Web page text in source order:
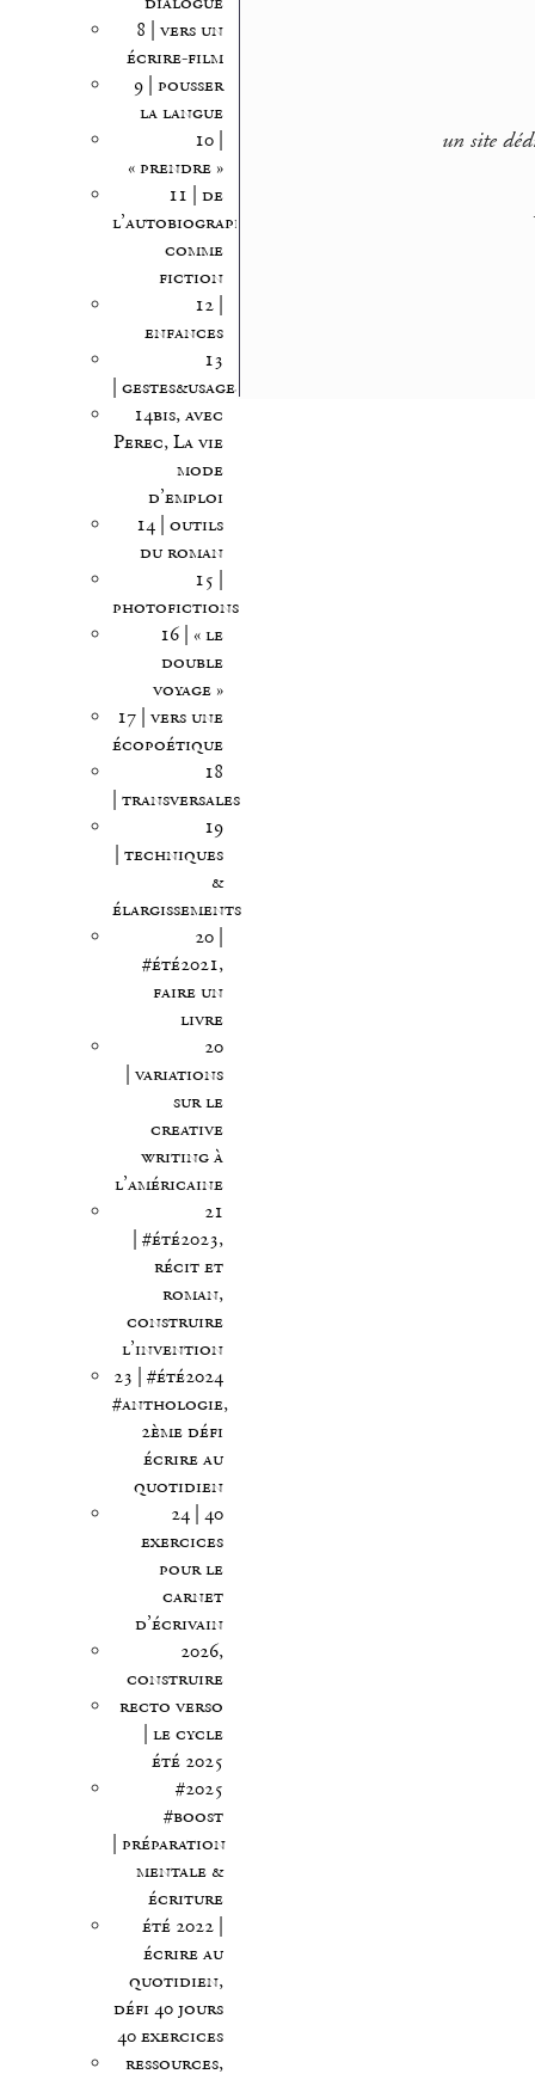
8 | vers un
écrire-film
9 | pousser
la langue
10 |
« prendre »
11 | de
l’autobiographie
comme
fiction
12 |
enfances
13
| gestes&usages
14bis, avec
Perec, La vie
mode
d’emploi
14 | outils
du roman
15 |
photofictions
16 | « le
double
voyage »
17 | vers une
écopoétique
18
| transversales
19
| techniques
&
élargissements
20 |
#été2021,
faire un
livre
20
| variations
sur le
creative
writing à
l’américaine
21
| #été2023,
récit et
roman,
construire
l’invention
23 | #été2024
#anthologie,
2ème défi
écrire au
quotidien
24 | 40
exercices
pour le
carnet
d’écrivain
2026,
construire
recto verso
| le cycle
été 2025
#2025
#boost
| préparation
mentale &
écriture
été 2022 |
écrire au
quotidien,
défi 40 jours
40 exercices
ressources,
un site